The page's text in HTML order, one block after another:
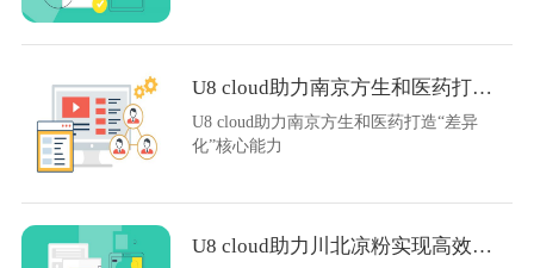
U8 cloud助力南京方生和医药打造“差异化”核心能力
U8 cloud助力南京方生和医药打造“差异
化”核心能力
U8 cloud助力川北凉粉实现高效核算 集中管控